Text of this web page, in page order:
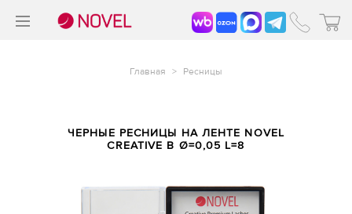
Главная > Ресницы
ЧЕРНЫЕ РЕСНИЦЫ НА ЛЕНТЕ NOVEL
CREATIVE B Ø=0,05 L=8